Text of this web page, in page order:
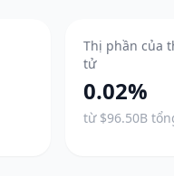
Thị phần của
tử
0.02%
từ $96.50B